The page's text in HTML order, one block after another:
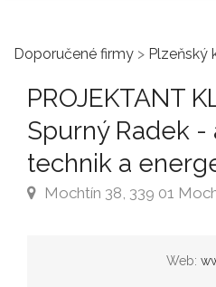
Doporučené firmy > Plzeňský
PROJEKTANT
Spurný Radek -
technik a
Mochtín 38, 339 01
Web: